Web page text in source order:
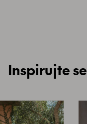
Inspirujte se